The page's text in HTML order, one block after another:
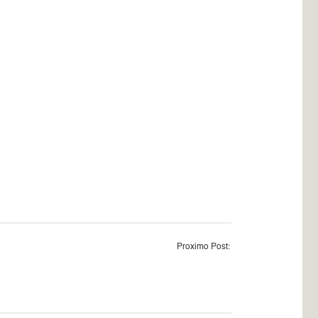
Proximo Post: